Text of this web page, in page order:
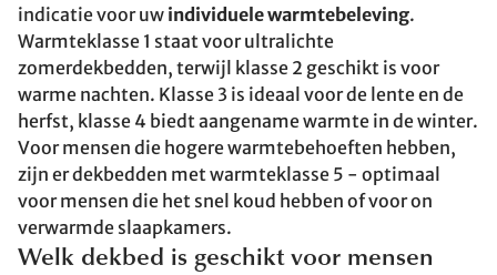
indicatie voor uw individuele warmtebeleving.
Warmteklasse 1 staat voor ultralichte
zomerdekbedden, terwijl klasse 2 geschikt is voor
warme nachten. Klasse 3 is ideaal voor de lente en de
herfst, klasse 4 biedt aangename warmte in de winter.
Voor mensen die hogere warmtebehoeften hebben,
zijn er dekbedden met warmteklasse 5 - optimaal
voor mensen die het snel koud hebben of voor on
verwarmde slaapkamers.
Welk dekbed is geschikt voor mensen